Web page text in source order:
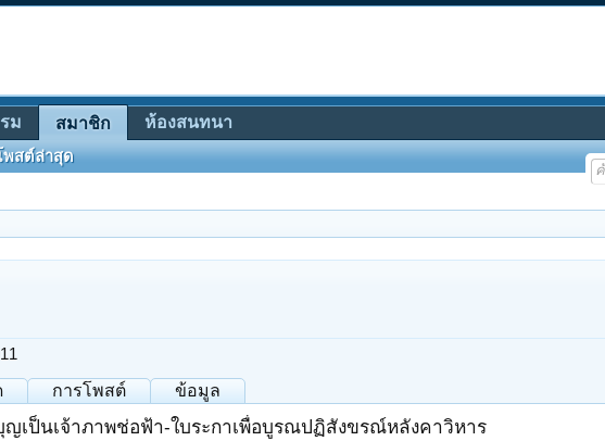
การโพสต์ ข้อมูล
เป็นเจ้าภาพช่อฟ้า-ใบระกาเพื่อบูรณปฏิสังขรณ์หลังคาวิหาร
ม สมาชิก
พสต์ล่าสุด
ห้องสนทนา